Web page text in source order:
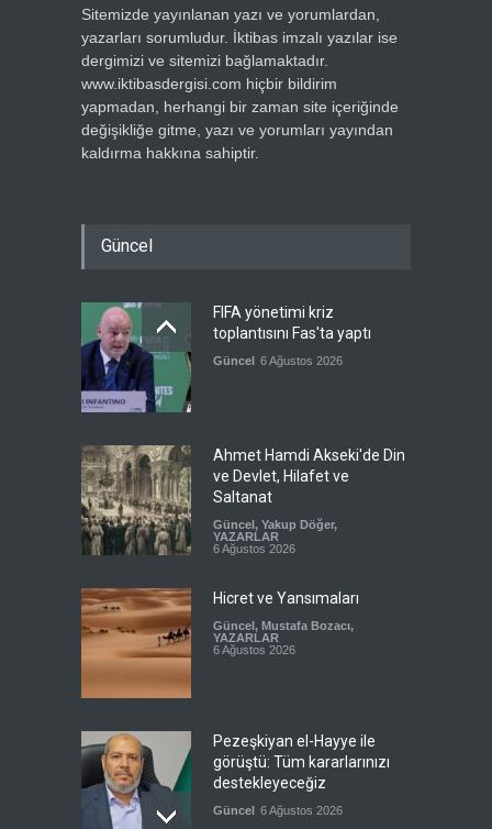
Sitemizde yayınlanan yazı ve yorumlardan,
yazarları sorumludur. İktibas imzalı yazılar ise
dergimizi ve sitemizi bağlamaktadır.
www.iktibasdergisi.com hiçbir bildirim
yapmadan, herhangi bir zaman site içeriğinde
değişikliğe gitme, yazı ve yorumları yayından
kaldırma hakkına sahiptir.
Güncel
FIFA yönetimi kriz
toplantısını Fas'ta yaptı
Güncel 6 Ağustos 2026
Ahmet Hamdi Akseki'de Din
ve Devlet, Hilafet ve
Saltanat
Güncel , Yakup Döğer,
YAZARLAR
6 Ağustos 2026
Hicret ve Yansımaları
Güncel , Mustafa Bozacı,
YAZARLAR
6 Ağustos 2026
Pezeşkiyan el-Hayye ile
görüştü: Tüm kararlarınızı
destekleyeceğiz
Güncel 6 Ağustos 2026